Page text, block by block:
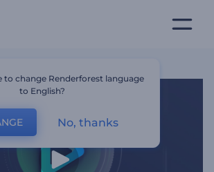
to change Renderforest language
to English?
No, thanks